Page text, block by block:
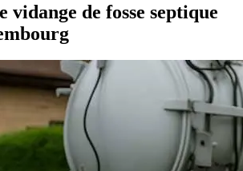
vidange de fosse septique